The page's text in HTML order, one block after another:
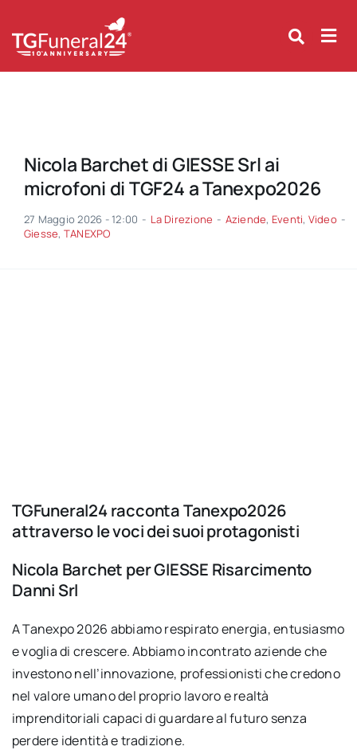
content
Nicola Barchet di GIESSE Srl ai
microfoni di TGF24 a Tanexpo2026
27 Maggio 2026 - 12:00 - La Direzione - Aziende, Eventi, Video -
Giesse, TANEXPO
TGFuneral24 racconta Tanexpo2026
attraverso le voci dei suoi protagonisti
Nicola Barchet per GIESSE Risarcimento
Danni Srl
A Tanexpo 2026 abbiamo respirato energia, entusiasmo
e voglia di crescere. Abbiamo incontrato aziende che
investono nell’innovazione, professionisti che credono
nel valore umano del proprio lavoro e realtà
imprenditoriali capaci di guardare al futuro senza
perdere identità e tradizione.